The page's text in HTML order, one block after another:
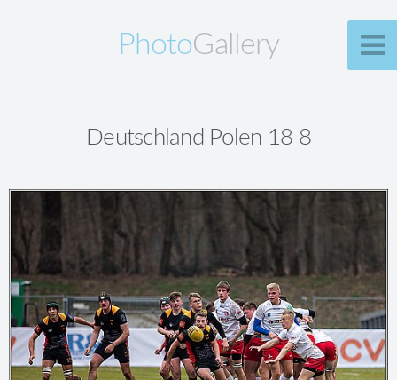
PhotoGallery
Deutschland Polen 18 8